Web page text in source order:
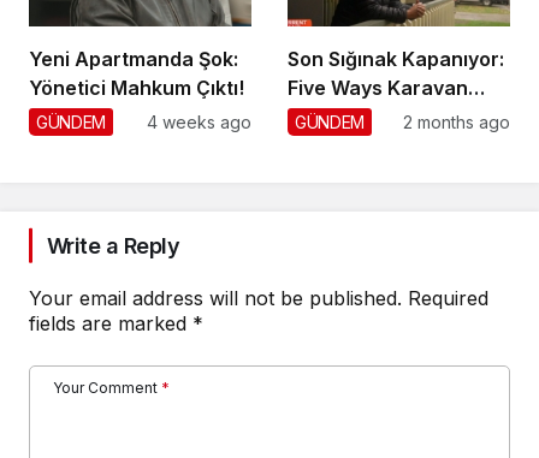
Yeni Apartmanda Şok:
Yönetici Mahkum Çıktı!
GÜNDEM 4 weeks ago
Son Sığınak Kapanıyor:
Five Ways Karavan
Park
GÜNDEM 2 months ago
Write a Reply
Your email address will not be published. Required
fields are marked *
Your Comment *